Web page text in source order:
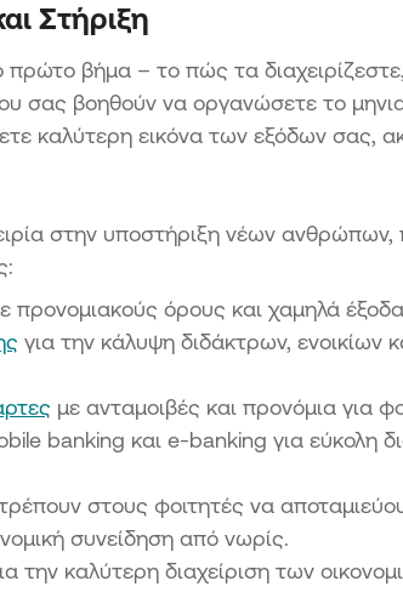
Στήριξη
πρώτο βήμα – το πώς τα
σας βοηθούν να οργανώσετε το
καλύτερη εικόνα των εξόδων σας,
στην υποστήριξη νέων
προνομιακούς όρους και χαμηλά έξοδα
για την κάλυψη διδάκτρων, ενοικίων
με ανταμοιβές και προνόμια για
banking και e-banking για εύκολη
στους φοιτητές να
συνείδηση από νωρίς.
την καλύτερη διαχείριση των